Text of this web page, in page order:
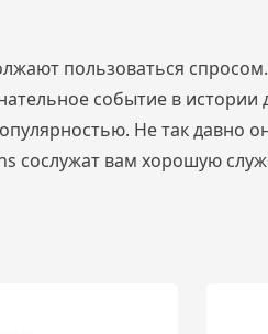
пользоваться
событие в
Не так давно
сослужат вам хорошую